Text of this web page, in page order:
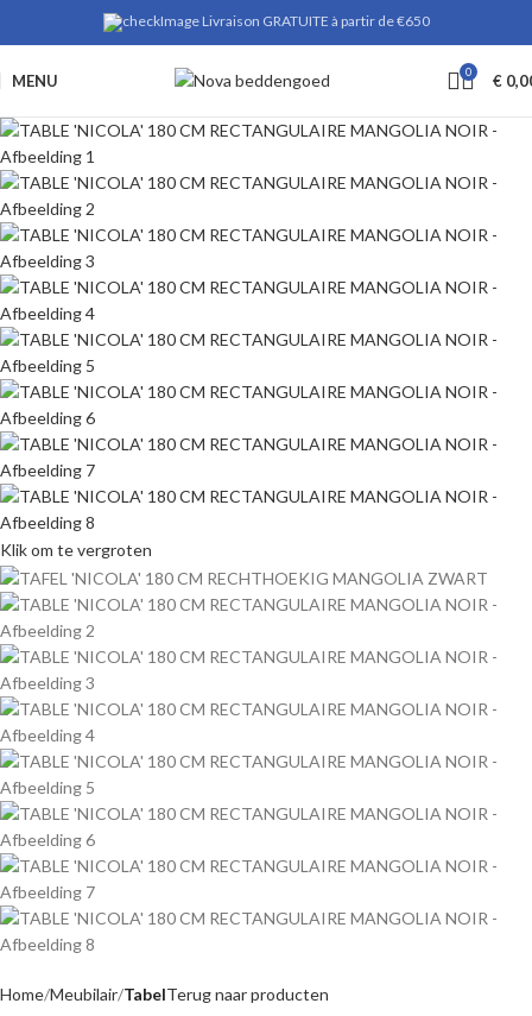
Livraison GRATUITE à partir de €650
MENU 0 €
Klik om te vergroten
Home Meubilair TabelTerug naar producten